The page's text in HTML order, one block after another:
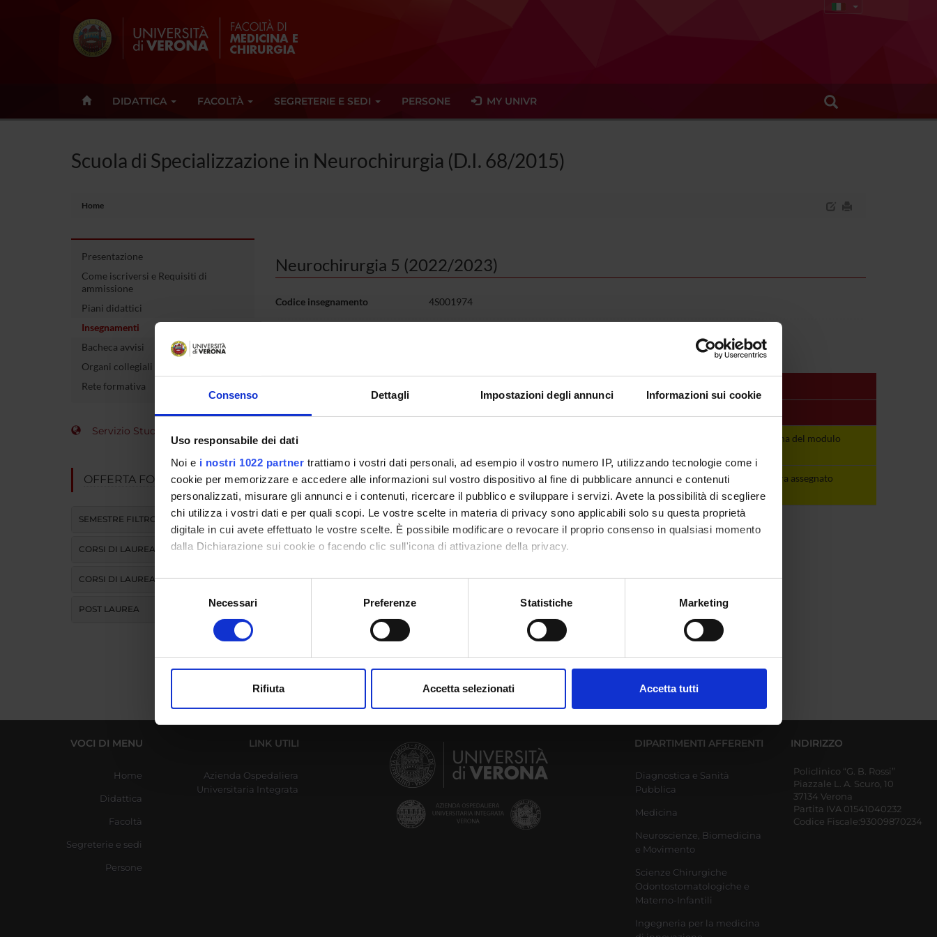
Consenso Dettagli Impostazioni degli annunci Informazioni sui cookie
Uso responsabile dei dati
Noi e i nostri 1022 partner trattiamo i vostri dati personali, ad esempio il vostro numero IP, utilizzando tecnologie come i
cookie per memorizzare e accedere alle informazioni sul vostro dispositivo al fine di pubblicare annunci e contenuti
personalizzati, misurare gli annunci e i contenuti, ricercare il pubblico e sviluppare i servizi. Avete la possibilità di scegliere
chi utilizza i vostri dati e per quali scopi. Le vostre scelte in materia di privacy sono applicabili solo su questa proprietà
digitale in cui avete effettuato le vostre scelte. È possibile modificare o revocare il proprio consenso in qualsiasi momento
dalla Dichiarazione sui cookie o facendo clic sull'icona di attivazione della privacy.
Con il tuo consenso, vorremmo anche:
raccogliere informazioni sulla tua posizione geografica, con un'approssimazione di qualche metro,
digitali).
modificare o ritirare il tuo consenso in qualsiasi momento dalla Dichiarazione sui cookie.
che hanno raccolto dal tuo utilizzo dei loro servizi.
Selezione
Necessari Preferenze Statistiche Marketing
Rifiuta Accetta selezionati Accetta tutti
DIDATTICA FACOLTÀ SEGRETERIE E SEDI PERSONE MY UNIVR
Scuola di Specializzazione in Neurochirurgia (D.I. 68/2015)
Home
Presentazione
Come iscriversi e Requisiti di
ammissione
Piani didattici
Insegnamenti
Bacheca avvisi
Organi collegiali e di governo
Rete formativa
Servizio Studenti Internazionali
OFFERTA FORMATIVA
SEMESTRE FILTRO
CORSI DI LAUREA
CORSI DI LAUREA MAGISTRALE
POST LAUREA
Neurochirurgia 5 (2022/2023)
Codice insegnamento 4S001974
Modulo
DIDATTICA FRONTALE Vedi pagina del modulo
ATTIVITA' PRATICA 42 MED/27-NEUROCHIRURGIA
non ancora
assegnato
non ancora assegnato
VOCI DI MENU
Home
Didattica
Facoltà
Segreterie e sedi
Persone
LINK UTILI
Azienda Ospedaliera
Universitaria Integrata
DIPARTIMENTI AFFERENTI
Diagnostica e Sanità
Pubblica
Medicina
Neuroscienze, Biomedicina
e Movimento
Scienze Chirurgiche
Odontostomatologiche e
Materno-Infantili
Ingegneria per la medicina
INDIRIZZO
Policlinico “G. B. Rossi”
Piazzale L. A. Scuro, 10
37134 Verona
Partita IVA 01541040232
Codice Fiscale:93009870234